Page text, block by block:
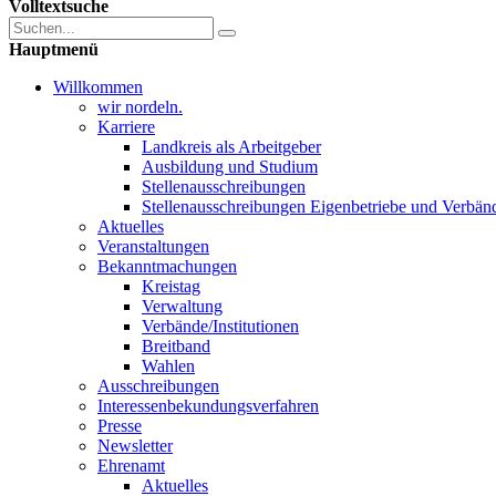
Volltextsuche
Hauptmenü
Willkommen
wir nordeln.
Karriere
Landkreis als Arbeitgeber
Ausbildung und Studium
Stellenausschreibungen
Stellenausschreibungen Eigenbetriebe und
Aktuelles
Veranstaltungen
Bekanntmachungen
Kreistag
Verwaltung
Verbände/Institutionen
Breitband
Wahlen
Ausschreibungen
Interessen­bekundungsverfahren
Presse
Newsletter
Ehrenamt
Aktuelles